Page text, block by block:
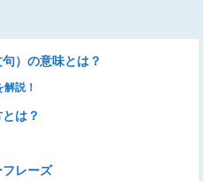
）の意味とは？
説！
は？
レーズ